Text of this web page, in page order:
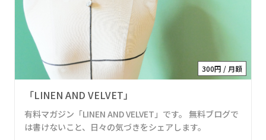
300円 / 月額
「LINEN AND VELVET」
有料マガジン「LINEN AND VELVET」です。 無料ブログで
は書けないこと、日々の気づきをシェアします。